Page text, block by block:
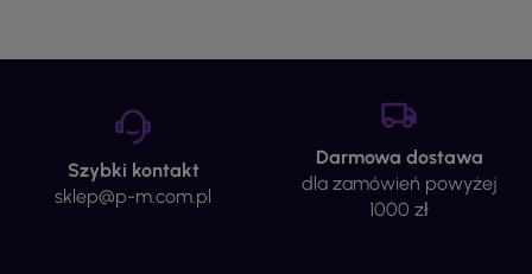
Odzież kucharska Portwest obejmuje kilka wariantów
i warianty, które dostosowane są do potrzeb
użytkowników. Asortyment obejmuje zarówno
klasyczne fartuchy, jak i nowoczesne bluzy oraz
Szybki kontakt
sklep@p-m.com.pl
Darmowa dostawa
dla zamówień powyżej
1000 zł